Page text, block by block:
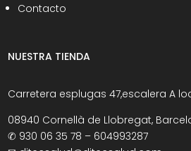
Contacto
NUESTRA TIENDA
Carretera esplugas 47,escalera A
08940 Cornellà de Llobregat,
✆ 930 06 35 78 – 604993287